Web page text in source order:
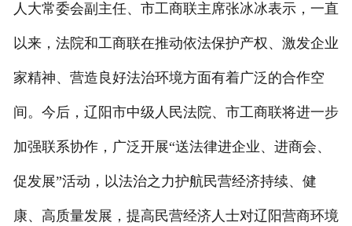
人大常委会副主任、市工商联主席张冰冰表示，一直
以来，法院和工商联在推动依法保护产权、激发企业
家精神、营造良好法治环境方面有着广泛的合作空
间。今后，辽阳市中级人民法院、市工商联将进一步
加强联系协作，广泛开展“送法律进企业、进商会、
促发展”活动，以法治之力护航民营经济持续、健
康、高质量发展，提高民营经济人士对辽阳营商环境